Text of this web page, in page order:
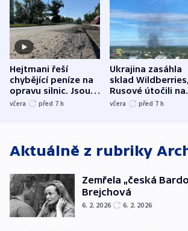
Hejtmani řeší
chybějící peníze na
opravu silnic. Jsou
nenárokové, namítá
včera před 7 h
Ukrajina zasáhla
sklad Wildberries,
Rusové útočili na
trh, hasiče či
včera před 7 h
Aktuálně z rubriky
Zemřela „česká
Brejchová
6. 2. 2026 6. 2. 2026